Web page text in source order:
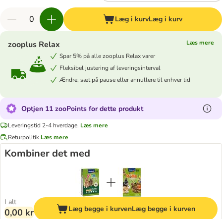
Læg i kurvLæg i kurv
zooplus Relax
Læs mere
Spar 5% på alle zooplus Relax varer
Fleksibel justering af leveringsinterval
Ændre, sæt på pause eller annullere til enhver tid
Optjen 11 zooPoints for dette produkt
Leveringstid 2-4 hverdage. Læs mere
Returpolitik Læs mere
Kombiner det med
I alt
0,00 kr Læg begge i kurvenLæg begge i kurven